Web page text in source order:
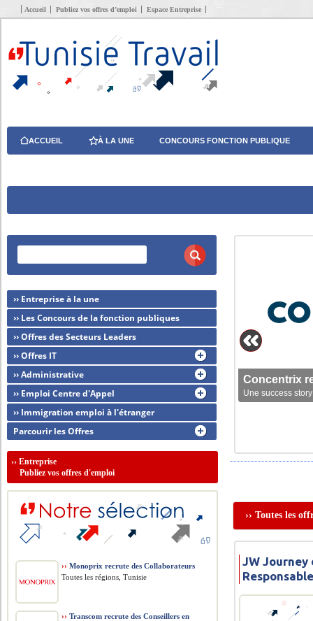
Accueil Publiez vos offres d’emploi Espace Entreprise
ACCUEIL À LA UNE CONCOURS FONCTION PUBLIQUE
Concentrix
Une success
›› Toutes les
JW
›› Entreprise à la une
›› Les Concours de la fonction publiques
›› Offres des Secteurs Leaders
›› Offres IT
›› Administrative
›› Emploi Centre d'Appel
›› Immigration emploi à l'étranger
Parcourir les Offres
››Entreprise
Publiez vos offres d'emploi
›› Monoprix recrute des Collaborateurs
Toutes les régions, Tunisie
›› Transcom recrute des Conseillers en